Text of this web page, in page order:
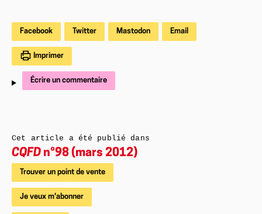
Facebook Twitter Mastodon Email
Imprimer
Écrire un commentaire
Cet article a été publié dans
CQFD n°98 (mars 2012)
Trouver un point de vente
Je veux m'abonner